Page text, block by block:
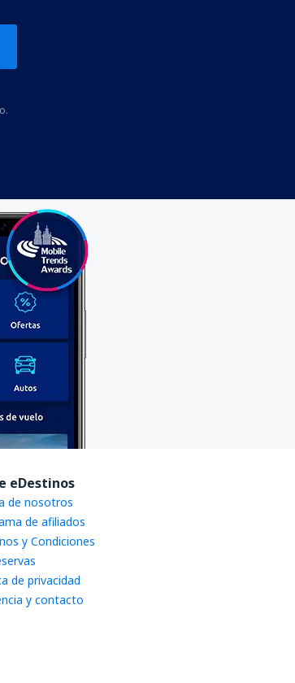
eDestinos
de nosotros
de afiliados
y Condiciones
de privacidad
y contacto